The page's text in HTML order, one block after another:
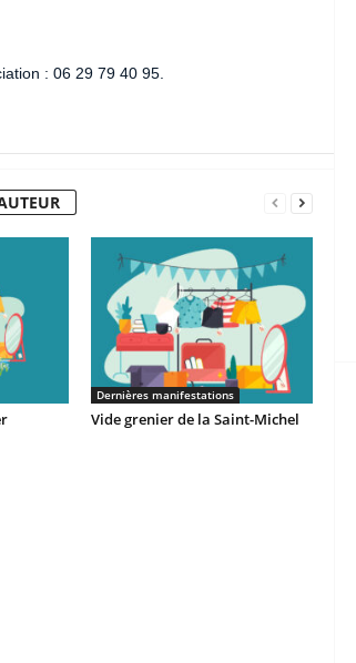
: 06 29 79 40 95.
Dernières manifestations
Vide grenier de la Saint-Michel